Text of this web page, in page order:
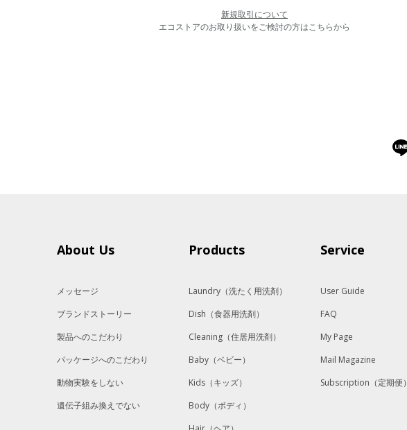
新規取引について
エコストアのお取り扱いをご検討の方はこちらから
About Us
メッセージ
ブランドストーリー
製品へのこだわり
パッケージへのこだわり
動物実験をしない
遺伝子組み換えでない
Products
Laundry （洗たく用洗剤）
Dish （食器用洗剤）
Cleaning （住居用洗剤）
Baby （ベビー）
Kids （キッズ）
Body （ボディ）
Service
User Guide
FAQ
My Page
Mail Magazine
Subscription（定期便）